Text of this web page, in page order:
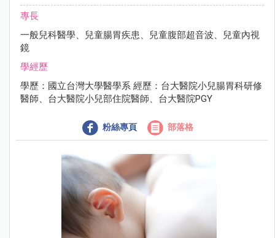
專長
一般兒科醫學、兒童腸胃疾患、兒童腹部超音波、兒童內視
鏡
學經歷
學歷：國立台灣大學醫學系 經歷：台大醫院小兒腸胃科研修
醫師、台大醫院小兒部住院醫師、台大醫院PGY
粉絲專頁 部落格